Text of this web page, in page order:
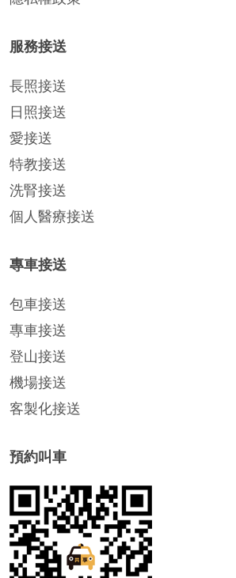
服務接送
長照接送
日照接送
愛接送
特教接送
洗腎接送
個人醫療接送
專車接送
包車接送
專車接送
登山接送
機場接送
客製化接送
預約叫車